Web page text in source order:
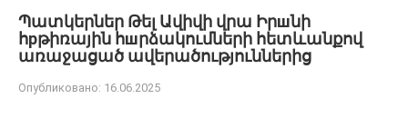
Պատկերներ Թել Ավիվի վրա Իրшնի
հрթիռային հшրձակումների հետևանքով
առաջացած ավերածություններից
Опубликовано: 16.06.2025